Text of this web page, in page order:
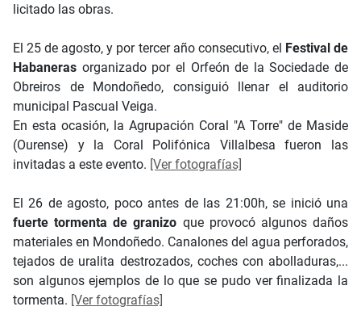
licitado las obras.
El 25 de agosto, y por tercer año consecutivo, el Festival de
Habaneras organizado por el Orfeón de la Sociedade de
Obreiros de Mondoñedo, consiguió llenar el auditorio
municipal Pascual Veiga.
En esta ocasión, la Agrupación Coral "A Torre" de Maside
(Ourense) y la Coral Polifónica Villalbesa fueron las
invitadas a este evento. [Ver fotografías]
El 26 de agosto, poco antes de las 21:00h, se inició una
fuerte tormenta de granizo que provocó algunos daños
materiales en Mondoñedo. Canalones del agua perforados,
tejados de uralita destrozados, coches con abolladuras,...
son algunos ejemplos de lo que se pudo ver finalizada la
tormenta. [Ver fotografías]